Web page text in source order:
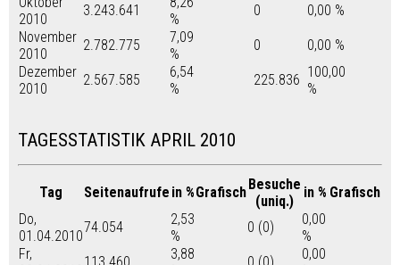
2010
3.243.641
%
0
0,00 %
November
2010
2.782.775
7,09
%
0
0,00 %
Dezember
2010
2.567.585
6,54
%
225.836 100,00
%
TAGESSTATISTIK APRIL 2010
Tag Seitenaufrufe in %GrafischBesuche
(uniq.)
in % Grafisch
Do,
01.04.2010
74.054
2,53
%
0 (0)
0,00
%
Fr,
3,88
0,00